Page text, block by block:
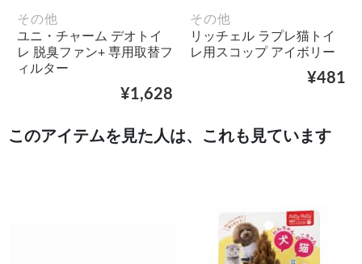
その他
ユニ・チャーム デオトイ
レ 脱臭ファン+ 専用取替フ
ィルター
¥1,628
その他
リッチェル ラプレ猫トイ
レ用スコップ アイボリー
¥481
このアイテムを見た人は、これも見ています